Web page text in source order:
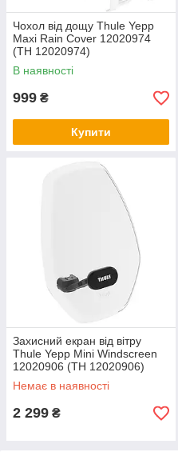
Чохол від дощу Thule Yepp
Maxi Rain Cover 12020974
(TH 12020974)
В наявності
999 ₴
Купити
Захисний екран від вітру
Thule Yepp Mini Windscreen
12020906 (TH 12020906)
Немає в наявності
2 299 ₴